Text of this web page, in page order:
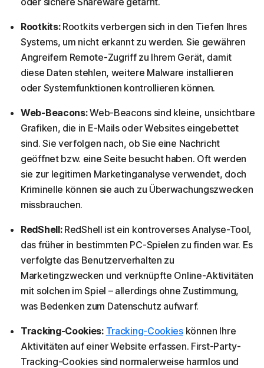
Rootkits:Rootkits verbergen sich in den Tiefen Ihres
Systems, um nicht erkannt zu werden. Sie gewähren
Angreifern Remote-Zugriff zu Ihrem Gerät, damit
diese Daten stehlen, weitere Malware installieren
oder Systemfunktionen kontrollieren können.
Web-Beacons:Web-Beacons sind kleine, unsichtbare
Grafiken, die in E-Mails oder Websites eingebettet
sind. Sie verfolgen nach, ob Sie eine Nachricht
geöffnet bzw. eine Seite besucht haben. Oft werden
sie zur legitimen Marketinganalyse verwendet, doch
Kriminelle können sie auch zu Überwachungszwecken
missbrauchen.
RedShell: RedShell ist ein kontroverses Analyse-Tool,
das früher in bestimmten PC-Spielen zu finden war. Es
verfolgte das Benutzerverhalten zu
Marketingzwecken und verknüpfte Online-Aktivitäten
mit solchen im Spiel – allerdings ohne Zustimmung,
was Bedenken zum Datenschutz aufwarf.
Tracking-Cookies: Tracking-Cookieskönnen Ihre
Aktivitäten auf einer Website erfassen. First-Party-
Tracking-Cookies sind normalerweise harmlos und